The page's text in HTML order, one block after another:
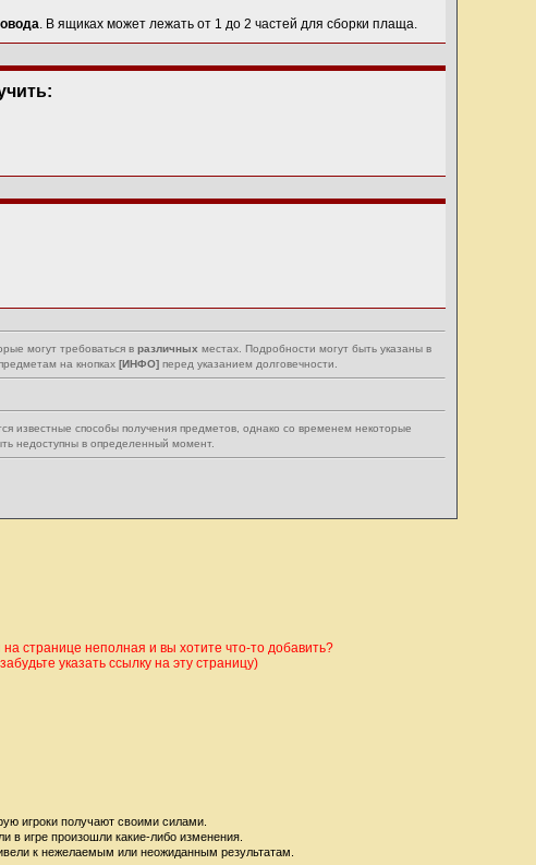
. В ящиках может лежать от 1 до 2 частей для сборки плаща.
могут требоваться в различных местах. Подробности могут быть указаны в
на кнопках [ИНФО] перед указанием долговечности.
известные способы получения предметов, однако со временем некоторые
недоступны в определенный момент.
странице неполная и вы хотите что-то добавить?
указать ссылку на эту страницу)
игроки получают своими силами.
в игре произошли какие-либо изменения.
к нежелаемым или неожиданным результатам.